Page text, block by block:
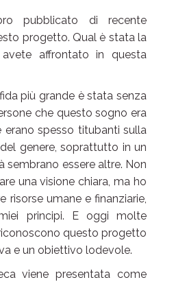
pubblicato di recente
progetto. Qual è stata la
affrontato in questa
più grande è stata senza
che questo sogno era
erano spesso titubanti sulla
genere, soprattutto in un
sembrano essere altre. Non
una visione chiara, ma ho
risorse umane e finanziarie,
principi. E oggi molte
questo progetto
e un obiettivo lodevole.
viene presentata come